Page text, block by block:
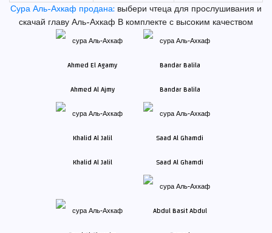
Сура Аль-Ахкаф продана: выбери чтеца для прослушивания и
скачай главу Аль-Ахкаф В комплекте с высоким качеством
Ahmed Al Ajmy Bandar Balila
Khalid Al Jalil Saad Al Ghamdi